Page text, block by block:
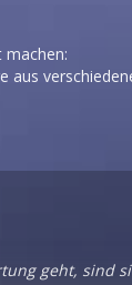
machen:
aus
geht, sind